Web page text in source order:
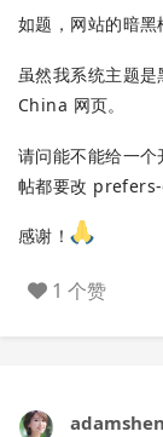
如题，网站的暗黑
虽然我系统主题
China 网页。
请问能不能给一
帖都要改
感谢！
1 个赞
adamshen